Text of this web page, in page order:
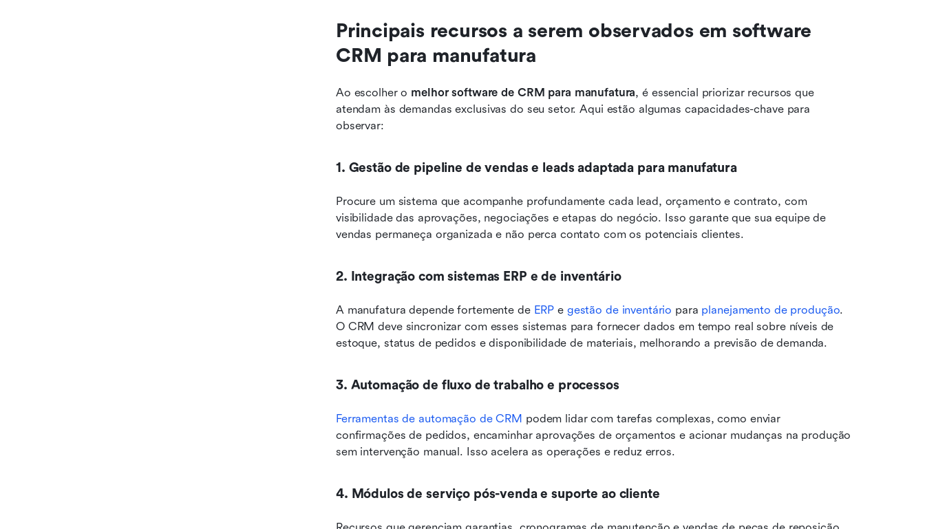
Principais recursos a serem observados em software
CRM para manufatura
Ao escolher o melhor software de CRM para manufatura, é essencial priorizar recursos que
atendam às demandas exclusivas do seu setor. Aqui estão algumas capacidades-chave para
observar:
1. Gestão de pipeline de vendas e leads adaptada para manufatura
Procure um sistema que acompanhe profundamente cada lead, orçamento e contrato, com
visibilidade das aprovações, negociações e etapas do negócio. Isso garante que sua equipe de
vendas permaneça organizada e não perca contato com os potenciais clientes.
2. Integração com sistemas ERP e de inventário
A manufatura depende fortemente de ERP e gestão de inventário para planejamento de produção.
O CRM deve sincronizar com esses sistemas para fornecer dados em tempo real sobre níveis de
estoque, status de pedidos e disponibilidade de materiais, melhorando a previsão de demanda.
3. Automação de fluxo de trabalho e processos
Ferramentas de automação de CRM podem lidar com tarefas complexas, como enviar
confirmações de pedidos, encaminhar aprovações de orçamentos e acionar mudanças na produção
sem intervenção manual. Isso acelera as operações e reduz erros.
4. Módulos de serviço pós-venda e suporte ao cliente